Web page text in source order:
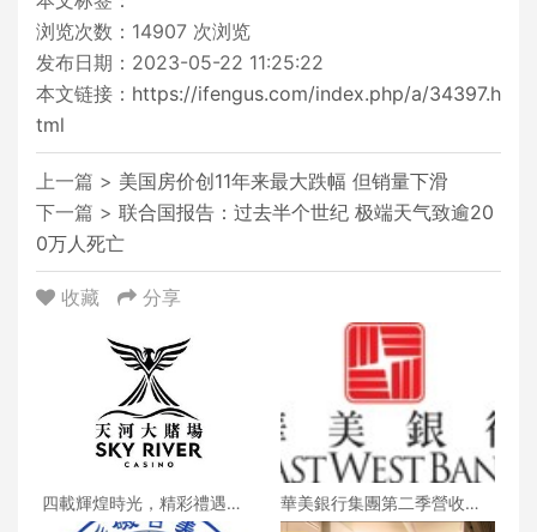
浏览次数： 14907 次浏览
发布日期：2023-05-22 11:25:22
本文链接： https://ifengus.com/index.php/a/34397.h
tml
上一篇 > 美国房价创11年来最大跌幅 但销量下滑
下一篇 > 联合国报告：过去半个世纪 极端天气致逾20
0万人死亡
收藏 分享
四載輝煌時光，精彩禮遇歡
慶一整月
華美銀行集團第二季營收創
新高 每股收益年增18%